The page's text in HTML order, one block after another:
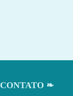
❧